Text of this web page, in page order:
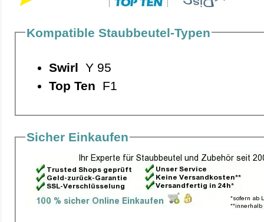
Kompatible Staubbeutel-Typen
Swirl Y 95
Top Ten F1
Sicher Einkaufen